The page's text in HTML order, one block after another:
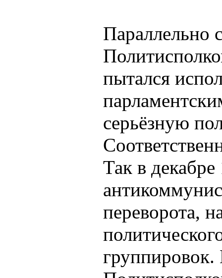
Параллельно
пытался
серьёзную
Так в
переворота,
группировок.